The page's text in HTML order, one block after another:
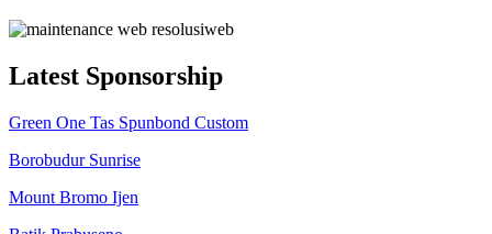
Latest Sponsorship
Green One Tas Spunbond Custom
Borobudur Sunrise
Mount Bromo Ijen